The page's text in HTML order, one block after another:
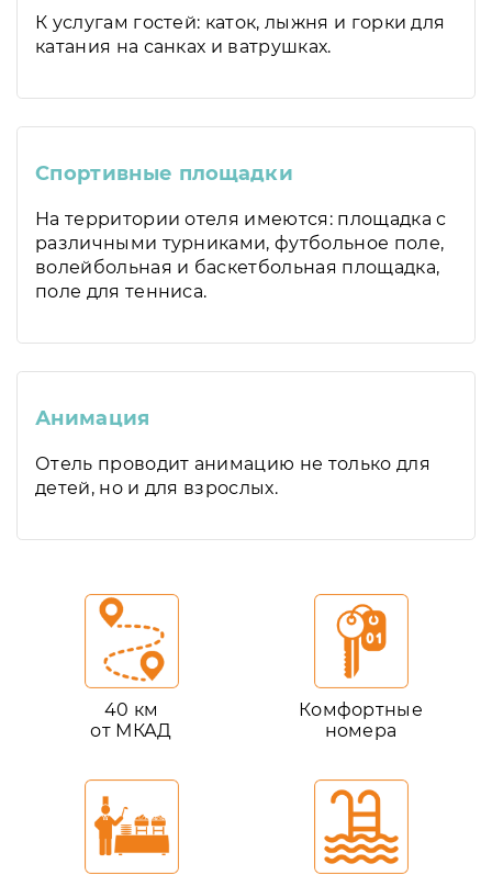
К услугам гостей: каток, лыжня и горки для
катания на санках и ватрушках.
Спортивные площадки
На территории отеля имеются: площадка с
различными турниками, футбольное поле,
волейбольная и баскетбольная площадка,
поле для тенниса.
Анимация
Отель проводит анимацию не только для
детей, но и для взрослых.
40 км
от МКАД
Комфортные
номера